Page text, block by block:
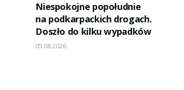
Niespokojne popołudnie
na podkarpackich drogach.
Doszło do kilku wypadków
05.08.2026